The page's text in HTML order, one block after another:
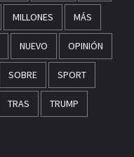
MILLONES MÁS
NUEVO OPINIÓN
SOBRE SPORT
TRAS TRUMP